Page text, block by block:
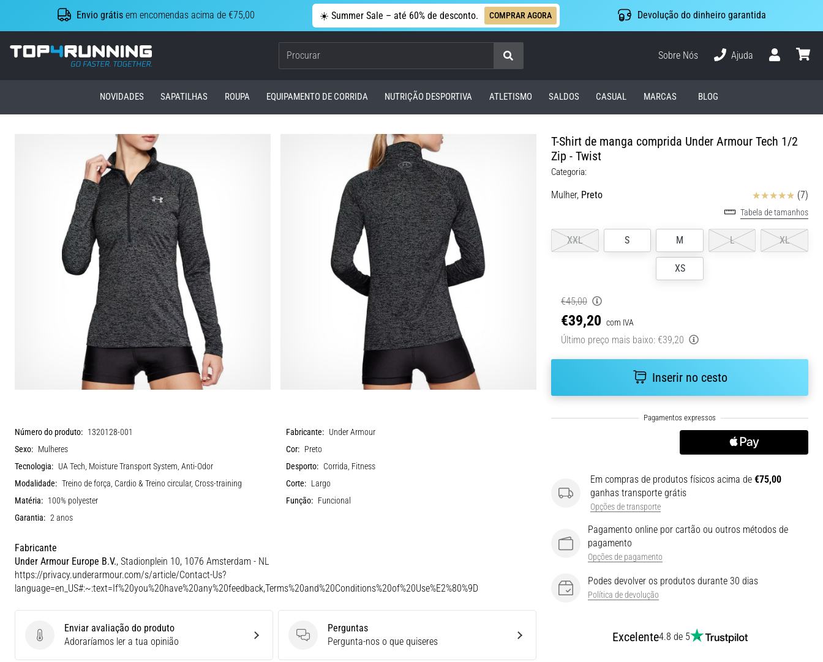
Envio grátis em encomendas acima de €75,00 ☀️ Summer Sale – até 60% de desconto. COMPRAR AGORA Devolução do dinheiro garantida
Top4Running.pt
Procurar
Sobre Nós
Ajuda
NOVIDADES SAPATILHAS ROUPA EQUIPAMENTO DE CORRIDA NUTRIÇÃO DESPORTIVA ATLETISMO SALDOS CASUAL MARCAS BLOG
T-Shirt de manga comprida Under Armour Tech 1/2
Zip - Twist
Categoria:
Mulher, Preto Avaliação (7)
Tabela de tamanhos
XXL S M L XL
XS
€45,00
€39,20 com IVA
Último preço mais baixo: €39,20
Inserir no cesto
Em compras de produtos físicos acima de €75,00
ganhas transporte grátis
Opções de transporte
Pagamento online por cartão ou outros métodos de
pagamento
Opções de pagamento
Podes devolver os produtos durante 30 dias
Política de devolução
Excelente4.8 de 5
Número do produto: 1320128-001 Fabricante: Under Armour
Sexo: Mulheres Cor: Preto
Tecnologia: UA Tech, Moisture Transport System, Anti-Odor Desporto: Corrida, Fitness
Modalidade: Treino de força, Cardio & Treino circular, Cross-training Corte: Largo
Matéria: 100% polyester Função: Funcional
Garantia: 2 anos
Fabricante
Under Armour Europe B.V., Stadionplein 10, 1076 Amsterdam - NL
https://privacy.underarmour.com/s/article/Contact-Us?
language=en_US#:~:text=If%20you%20have%20any%20feedback,Terms%20and%20Conditions%20of%20Use%E2%80%9D
Enviar avaliação do produto
Enviar avaliação do produto
Adoraríamos ler a tua opinião
Perguntas
Perguntas
Pergunta-nos o que quiseres